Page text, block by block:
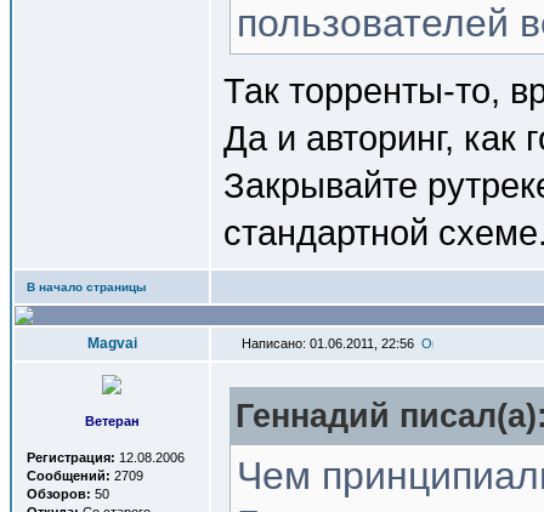
пользователей
Так торренты-то,
Да и авторинг, как
Закрывайте
стандартной
В начало страницы
Magvai Написано: 01.06.2011, 22:56
Ветеран
Регистрация: 12.08.2006
Сообщений: 2709
Обзоров: 50
Геннадий
Чем